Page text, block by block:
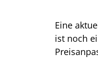
Eine
ist noch